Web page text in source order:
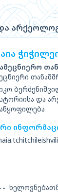
და
-